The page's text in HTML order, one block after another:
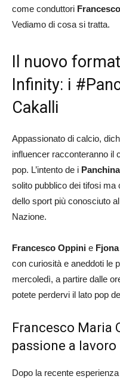
come conduttori
Vediamo di cosa si tratta.
Il nuovo
Infinity: i
Cakalli
Appassionato di calcio,
influencer racconteranno il
pop. L’intento de i
solito pubblico dei tifosi
dello sport più conosciuto
Nazione.
Francesco Oppini e
con curiosità e aneddoti le
mercoledì, a partire dalle
potete perdervi il lato pop
Francesco Maria
passione a lavoro
Dopo la recente